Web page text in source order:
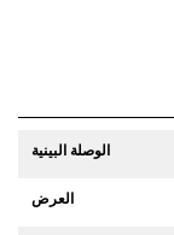
الوصلة البينية
العرض